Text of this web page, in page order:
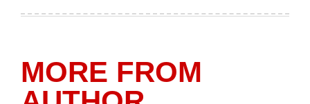
MORE FROM